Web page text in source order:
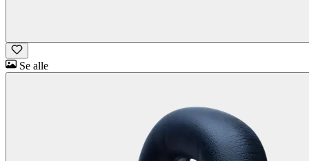
Se alle